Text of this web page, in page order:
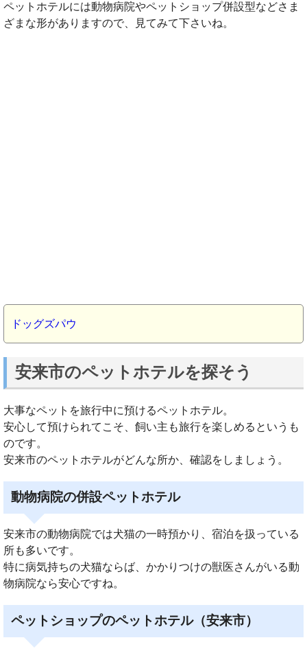
ペットホテルには動物病院やペットショップ併設型などさま
ざまな形がありますので、見てみて下さいね。
ドッグズパウ
安来市のペットホテルを探そう
大事なペットを旅行中に預けるペットホテル。
安心して預けられてこそ、飼い主も旅行を楽しめるというも
のです。
安来市のペットホテルがどんな所か、確認をしましょう。
動物病院の併設ペットホテル
安来市の動物病院では犬猫の一時預かり、宿泊を扱っている
所も多いです。
特に病気持ちの犬猫ならば、かかりつけの獣医さんがいる動
物病院なら安心ですね。
ペットショップのペットホテル（安来市）